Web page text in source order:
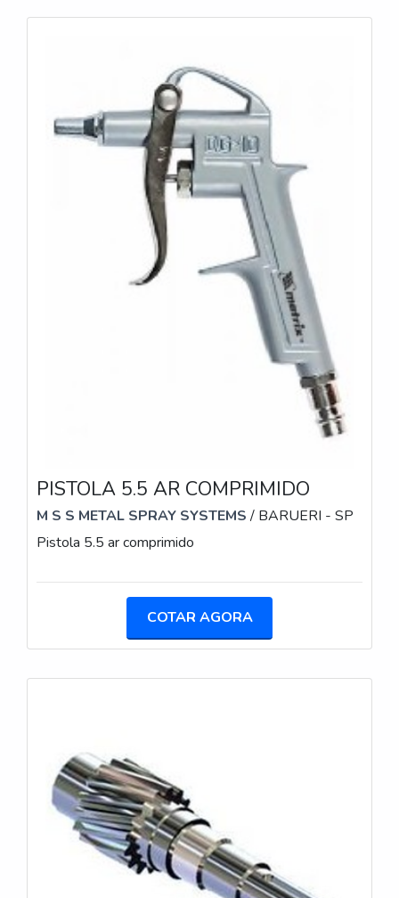
PISTOLA 5.5 AR COMPRIMIDO
M S S METAL SPRAY SYSTEMS/ BARUERI - SP
Pistola 5.5 ar comprimido
COTAR AGORA